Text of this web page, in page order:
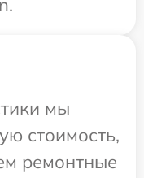
мы
стоимость,
ремонтные